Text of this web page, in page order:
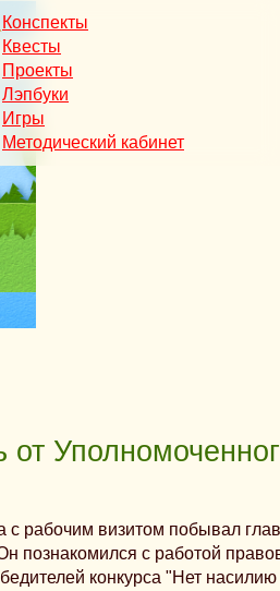
Конспекты
Квесты
Проекты
Лэпбуки
Игры
Методический кабинет
от
с рабочим визитом побывал
познакомился с работой
конкурса "Нет